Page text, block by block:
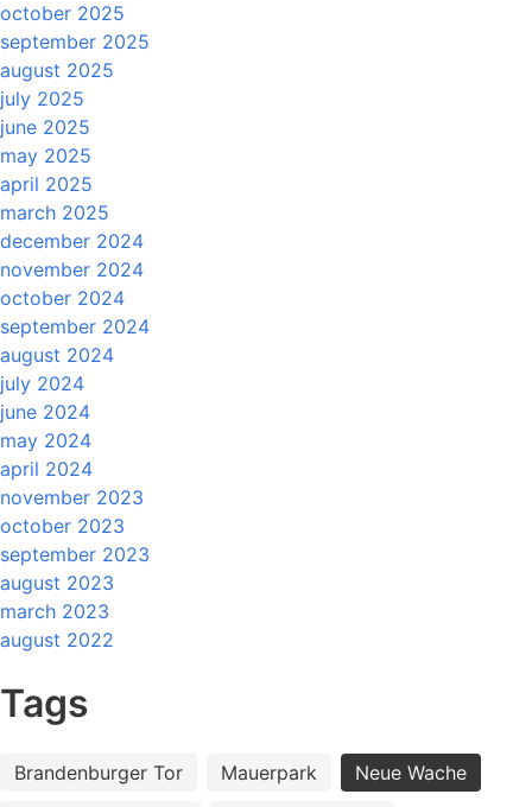
october 2025
september 2025
august 2025
july 2025
june 2025
may 2025
april 2025
march 2025
december 2024
november 2024
october 2024
september 2024
august 2024
july 2024
june 2024
may 2024
april 2024
november 2023
october 2023
september 2023
august 2023
march 2023
august 2022
Tags
Brandenburger Tor Mauerpark
Neue Wache